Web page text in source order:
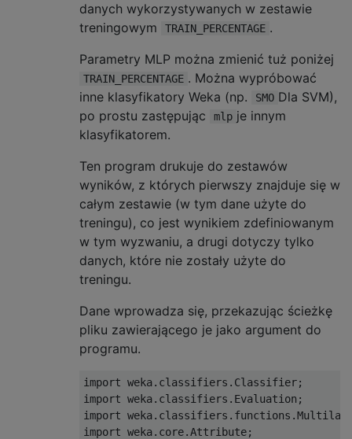
danych wykorzystywanych w zestawie
treningowym
TRAIN_PERCENTAGE .
Parametry MLP można zmienić tuż poniżej
TRAIN_PERCENTAGE . Można wypróbować
inne klasyfikatory Weka (np.
SMO Dla SVM),
po prostu zastępując
mlp je innym
klasyfikatorem.
Ten program drukuje do zestawów
wyników, z których pierwszy znajduje się w
całym zestawie (w tym dane użyte do
treningu), co jest wynikiem zdefiniowanym
w tym wyzwaniu, a drugi dotyczy tylko
danych, które nie zostały użyte do
treningu.
Dane wprowadza się, przekazując ścieżkę
pliku zawierającego je jako argument do
programu.
import weka.classifiers.Classifier;
import weka.classifiers.Evaluation;
import
import weka.core.Attribute;